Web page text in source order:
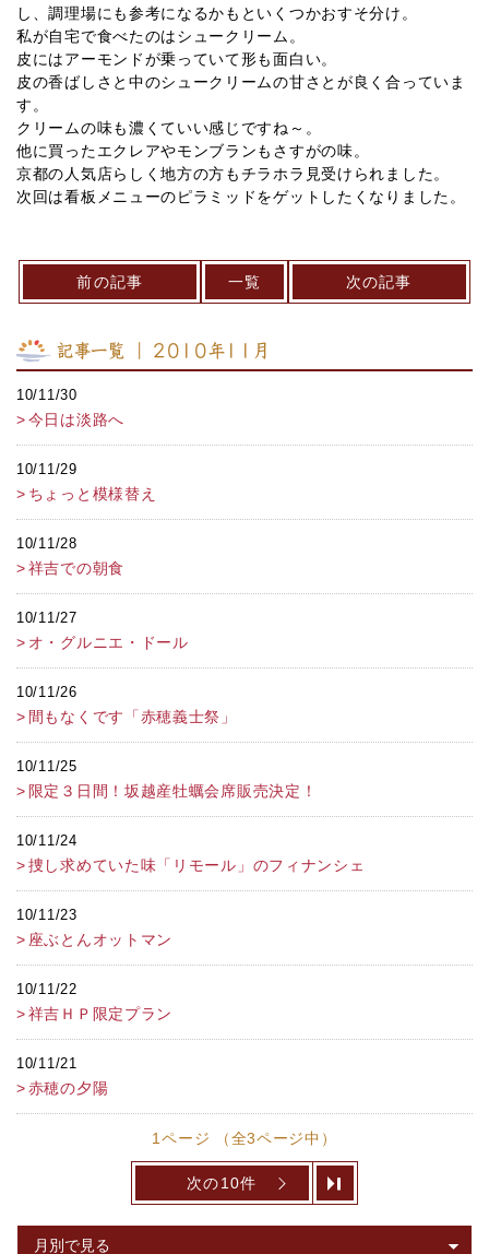
し、調理場にも参考になるかもといくつかおすそ分け。
私が自宅で食べたのはシュークリーム。
皮にはアーモンドが乗っていて形も面白い。
皮の香ばしさと中のシュークリームの甘さとが良く合っていま
す。
クリームの味も濃くていい感じですね～。
他に買ったエクレアやモンブランもさすがの味。
京都の人気店らしく地方の方もチラホラ見受けられました。
次回は看板メニューのピラミッドをゲットしたくなりました。
前の記事 一覧 次の記事
記事一覧 ｜ 2010年11月
10/11/30
今日は淡路へ
10/11/29
ちょっと模様替え
10/11/28
祥吉での朝食
10/11/27
オ・グルニエ・ドール
10/11/26
間もなくです「赤穂義士祭」
10/11/25
限定３日間！坂越産牡蠣会席販売決定！
10/11/24
捜し求めていた味「リモール」のフィナンシェ
10/11/23
座ぶとんオットマン
10/11/22
祥吉ＨＰ限定プラン
10/11/21
赤穂の夕陽
1ページ （全3ページ中）
次の10件